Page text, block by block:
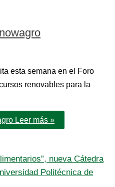
esta semana en el Foro
renovables para la
Leer más »